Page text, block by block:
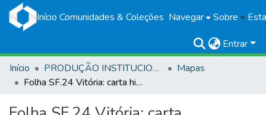
Início Comunidades & Coleções Navegar Sobre
Entrar
Início
PRODUÇÃO INSTITUCIONAL
Mapas
Folha SF.24 Vitória: carta hidrogeológica - escala 1:1.000.000